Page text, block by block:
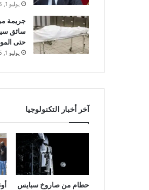
يوليو 1, 2025
جريمة
سائق
حتى
يوليو 1, 2025
آخر أخبار التكنولوجيا
حطام من صاروخ سبايس